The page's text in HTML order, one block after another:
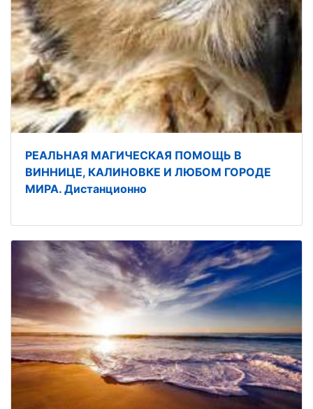
РЕАЛЬНАЯ МАГИЧЕСКАЯ ПОМОЩЬ В
ВИННИЦЕ, КАЛИНОВКЕ И ЛЮБОМ ГОРОДЕ
МИРА. Дистанционно